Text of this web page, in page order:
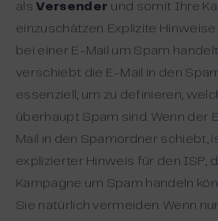
als Versender und somit Ihre
einzuschätzen. Explizite
bei einer E-Mail um Spam
verschiebt die E-Mail in den
essenziell, um zu definieren,
überhaupt Spam sind. Wenn der
Mail in den Spamordner schiebt,
explizierter Hinweis für den ISP,
Kampagne um Spam handeln
Sie natürlich vermeiden. Wenn